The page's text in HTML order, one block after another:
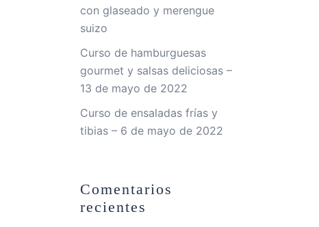
con glaseado y merengue
suizo
Curso de hamburguesas
gourmet y salsas deliciosas –
13 de mayo de 2022
Curso de ensaladas frías y
tibias – 6 de mayo de 2022
Comentarios
recientes